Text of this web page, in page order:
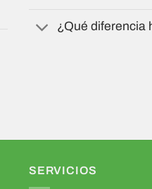
¿Qué diferencia
SERVICIOS